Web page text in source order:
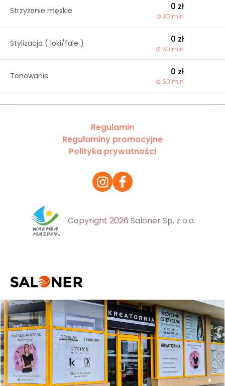
Strzyżenie męskie 0 zł
30 min
Stylizacja ( loki/fale ) 0 zł
60 min
Tonowanie 0 zł
60 min
Regulamin
Regulaminy promocyjne
Polityka prywatności
Copyright 2026 Saloner Sp. z o.o.